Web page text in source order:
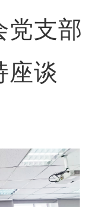
党支部
座谈